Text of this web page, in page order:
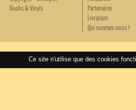
Books & Vinyls
Partenaires
Livraison
Qui sommes-nous ?
Ce site n'utilise que des cookies